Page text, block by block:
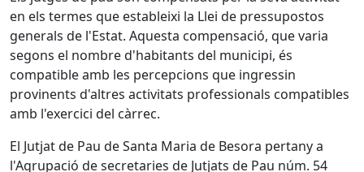
en els termes que estableixi la Llei de pressupostos
generals de l'Estat. Aquesta compensació, que varia
segons el nombre d'habitants del municipi, és
compatible amb les percepcions que ingressin
provinents d'altres activitats professionals compatibles
amb l'exercici del càrrec.
El Jutjat de Pau de Santa Maria de Besora pertany a
l'Agrupació de secretaries de Jutjats de Pau núm. 54